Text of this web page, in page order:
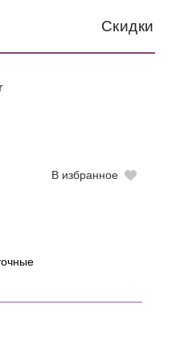
Скидки
В избранное